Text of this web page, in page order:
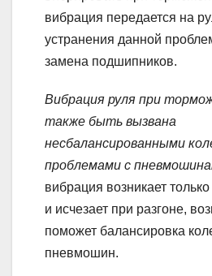
вибрация передается на
устранения данной
замена подшипников.
Вибрация руля при
также быть вызвана
несбалансированными
проблемами с
вибрация возникает
и исчезает при разгоне,
поможет балансировка
пневмошин.